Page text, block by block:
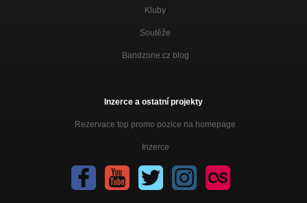
Kluby
Soutěže
Bandzone.cz blog
Inzerce a ostatní projekty
Rezervace top promo pozice na homepage
Inzerce